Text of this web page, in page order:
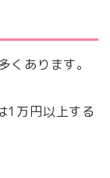
くあります。
1万円以上する